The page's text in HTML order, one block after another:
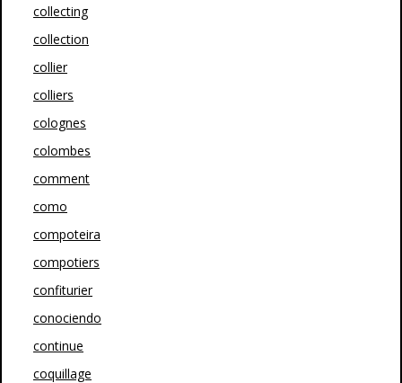
collecting
collection
collier
colliers
colognes
colombes
comment
como
compoteira
compotiers
confiturier
conociendo
continue
coquillage